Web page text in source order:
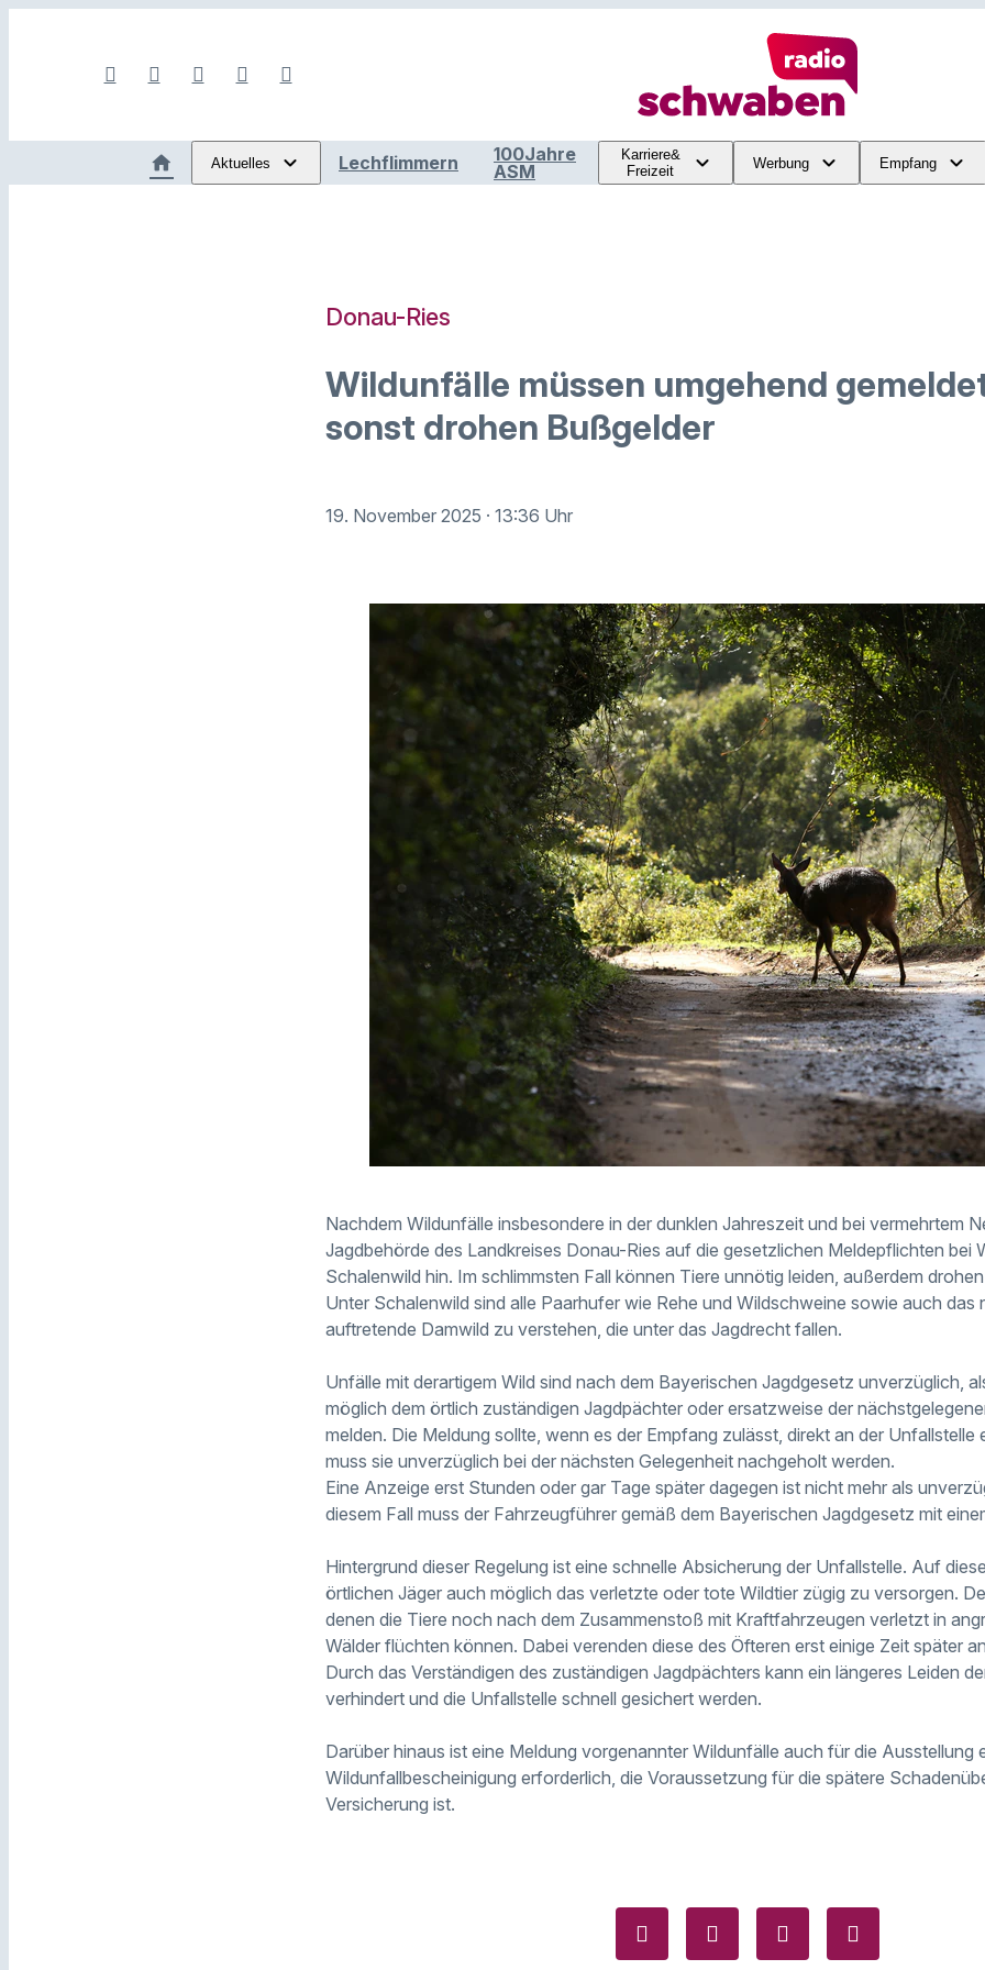
Aktuelles Lechflimmern
100Jahre
ASM
Karriere&
Freizeit
Werbung Empfang
Donau-Ries
Wildunfälle müssen umgehend
sonst drohen Bußgelder
19. November 2025 · 13:36 Uhr
Nachdem Wildunfälle insbesondere in der dunklen Jahreszeit und bei vermehrtem
Jagdbehörde des Landkreises Donau-Ries auf die gesetzlichen Meldepflichten bei
Schalenwild hin. Im schlimmsten Fall können Tiere unnötig leiden, außerdem
Unter Schalenwild sind alle Paarhufer wie Rehe und Wildschweine sowie auch das
auftretende Damwild zu verstehen, die unter das Jagdrecht fallen.
Unfälle mit derartigem Wild sind nach dem Bayerischen Jagdgesetz unverzüglich,
möglich dem örtlich zuständigen Jagdpächter oder ersatzweise der
melden. Die Meldung sollte, wenn es der Empfang zulässt, direkt an der Unfallstelle
muss sie unverzüglich bei der nächsten Gelegenheit nachgeholt werden.
Eine Anzeige erst Stunden oder gar Tage später dagegen ist nicht mehr als
diesem Fall muss der Fahrzeugführer gemäß dem Bayerischen Jagdgesetz mit
Hintergrund dieser Regelung ist eine schnelle Absicherung der Unfallstelle. Auf
örtlichen Jäger auch möglich das verletzte oder tote Wildtier zügig zu versorgen.
denen die Tiere noch nach dem Zusammenstoß mit Kraftfahrzeugen verletzt in
Wälder flüchten können. Dabei verenden diese des Öfteren erst einige Zeit später
Durch das Verständigen des zuständigen Jagdpächters kann ein längeres Leiden
verhindert und die Unfallstelle schnell gesichert werden.
Darüber hinaus ist eine Meldung vorgenannter Wildunfälle auch für die Ausstellung
Wildunfallbescheinigung erforderlich, die Voraussetzung für die spätere
Versicherung ist.